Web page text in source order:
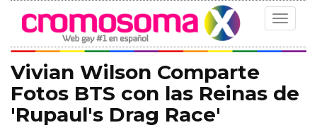
Toggle
Vivian Wilson Comparte
Fotos BTS con las Reinas de
'Rupaul's Drag Race'